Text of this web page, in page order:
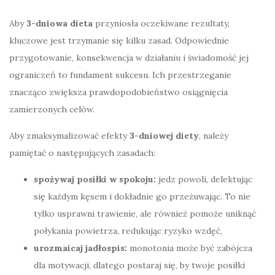
Aby 3-dniowa dieta przyniosła oczekiwane rezultaty,
kluczowe jest trzymanie się kilku zasad. Odpowiednie
przygotowanie, konsekwencja w działaniu i świadomość jej
ograniczeń to fundament sukcesu. Ich przestrzeganie
znacząco zwiększa prawdopodobieństwo osiągnięcia
zamierzonych celów.
Aby zmaksymalizować efekty 3-dniowej diety, należy
pamiętać o następujących zasadach:
spożywaj posiłki w spokoju: jedz powoli, delektując
się każdym kęsem i dokładnie go przeżuwając. To nie
tylko usprawni trawienie, ale również pomoże uniknąć
połykania powietrza, redukując ryzyko wzdęć,
urozmaicaj jadłospis: monotonia może być zabójcza
dla motywacji, dlatego postaraj się, by twoje posiłki